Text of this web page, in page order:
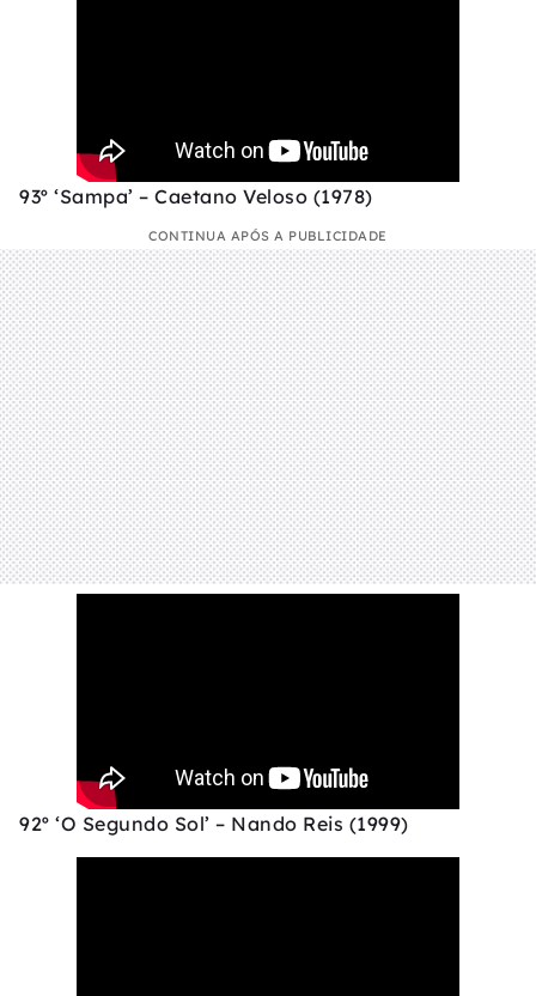
93º ‘Sampa’ – Caetano Veloso (1978)
CONTINUA APÓS A PUBLICIDADE
92º ‘O Segundo Sol’ – Nando Reis (1999)